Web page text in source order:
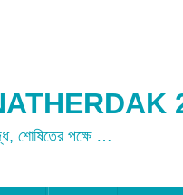
শোষিতের পক্ষে …